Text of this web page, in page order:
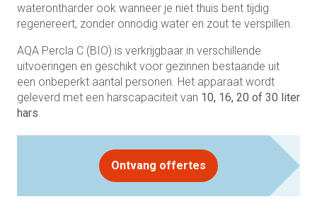
waterontharder ook wanneer je niet thuis bent tijdig
regenereert, zonder onnodig water en zout te verspillen.
AQA Percla C (BIO) is verkrijgbaar in verschillende
uitvoeringen en geschikt voor gezinnen bestaande uit
een onbeperkt aantal personen. Het apparaat wordt
geleverd met een harscapaciteit van 10, 16, 20 of 30 liter
hars.
Ontvang offertes